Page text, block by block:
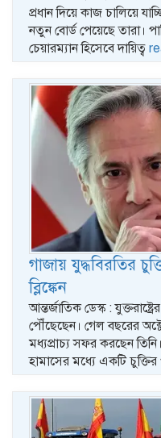
প্রধান দিয়ে কাজ চালিয়ে
নতুন বোর্ড পেয়েছে তারা।
চেয়ারম্যান হিসেবে দায়িত্ব
গাজায় যুদ্ধবিরতির
ব্লিঙ্কেন
আন্তর্জাতিক ডেস্ক : যুক্তরাষ্ট্রের
পৌঁছেছেন। গেল বছরের
মধ্যপ্রাচ্য সফর করছেন
হামাসের মধ্যে একটি চুক্তির